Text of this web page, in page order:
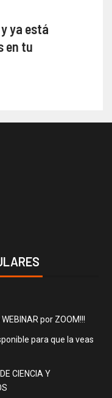
ya está
en tu
por ZOOM!!!
para que la veas
CIENCIA Y